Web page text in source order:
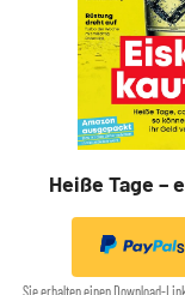
Heiße Tage –